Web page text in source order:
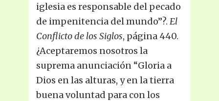
iglesia es responsable del pecado
de impenitencia del mundo”?. El
Conflicto de los Siglos, página 440.
¿Aceptaremos nosotros la
suprema anunciación “Gloria a
Dios en las alturas, y en la tierra
buena voluntad para con los